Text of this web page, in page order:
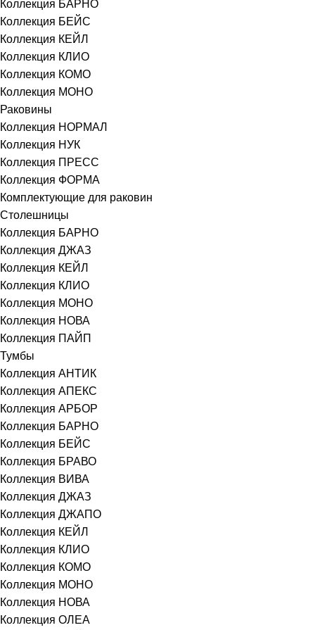
Коллекция БАРНО
Коллекция БЕЙС
Коллекция КЕЙЛ
Коллекция КЛИО
Коллекция КОМО
Коллекция МОНО
Раковины
Коллекция НОРМАЛ
Коллекция НУК
Коллекция ПРЕСС
Коллекция ФОРМА
Комплектующие для раковин
Столешницы
Коллекция БАРНО
Коллекция ДЖАЗ
Коллекция КЕЙЛ
Коллекция КЛИО
Коллекция МОНО
Коллекция НОВА
Коллекция ПАЙП
Тумбы
Коллекция АНТИК
Коллекция АПЕКС
Коллекция АРБОР
Коллекция БАРНО
Коллекция БЕЙС
Коллекция БРАВО
Коллекция ВИВА
Коллекция ДЖАЗ
Коллекция ДЖАПО
Коллекция КЕЙЛ
Коллекция КЛИО
Коллекция КОМО
Коллекция МОНО
Коллекция НОВА
Коллекция ОЛЕА